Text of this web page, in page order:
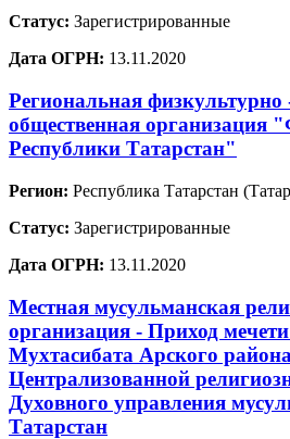
Статус: Зарегистрированные
Дата ОГРН: 13.11.2020
Региональная физкультурно
общественная организация
Республики Татарстан"
Регион: Республика Татарстан
Статус: Зарегистрированные
Дата ОГРН: 13.11.2020
Местная мусульманская
организация - Приход
Мухтасибата Арского района
Централизованной
Духовного управления
Татарстан